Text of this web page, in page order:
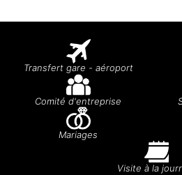
Transfert gare - aéroport
Comité d'entreprise
Mariages
Visite à la